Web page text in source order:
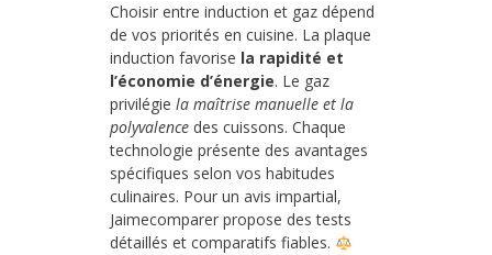
Choisir entre induction et gaz dépend
de vos priorités en cuisine. La plaque
induction favorise la rapidité et
l’économie d’énergie. Le gaz
privilégie la maîtrise manuelle et la
polyvalence des cuissons. Chaque
technologie présente des avantages
spécifiques selon vos habitudes
culinaires. Pour un avis impartial,
Jaimecomparer propose des tests
détaillés et comparatifs fiables.